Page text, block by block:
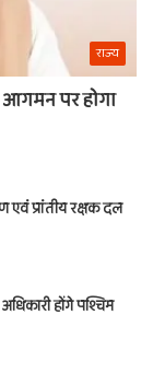
राज्य
आगमन पर होगा
प्रांतीय रक्षक दल
होंगे पश्चिम